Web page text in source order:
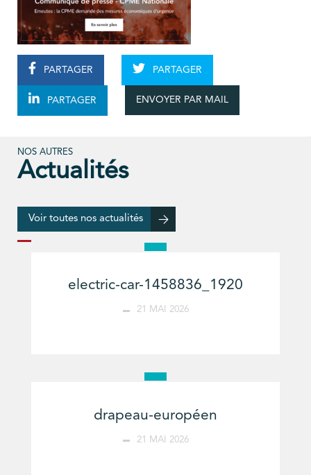
PARTAGER PARTAGER
PARTAGER ENVOYER PAR MAIL
NOS AUTRES
Actualités
Voir toutes nos actualités
electric-car-1458836_1920
21 MAI 2026
drapeau-européen
21 MAI 2026